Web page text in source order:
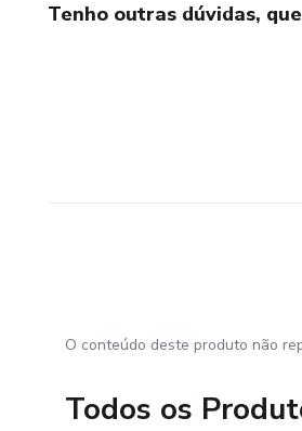
Tenho outras dúvidas,
O conteúdo deste produto não
Todos os